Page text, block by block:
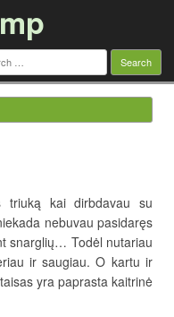
triuką kai dirbdavau su
nebuvau pasidaręs
snarglių… Todėl nutariau
ir saugiau. O kartu ir
yra paprasta kaitrinė